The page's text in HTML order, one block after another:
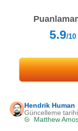
5.9/10
Hendrik Human
Güncelleme
Matthew